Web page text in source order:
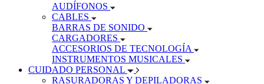
AUDÍFONOS
CABLES
BARRAS DE SONIDO
CARGADORES
ACCESORIOS DE TECNOLOGÍA
INSTRUMENTOS MUSICALES
CUIDADO PERSONAL
RASURADORAS Y DEPILADORAS